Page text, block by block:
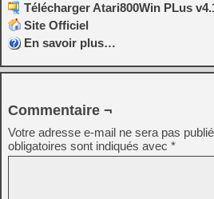
Télécharger Atari800Win PLus
Site Officiel
En savoir plus…
Commentaire ¬
Votre adresse e-mail ne sera pas
obligatoires sont indiqués avec *